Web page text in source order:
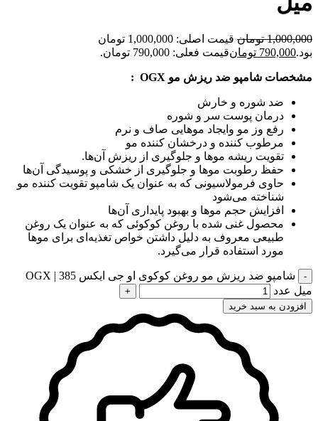
1,000,000 تومان
قیمت اصلی: 1,000,000 تومان
بود.790,000 تومانقیمت فعلی: 790,000 تومان.
مشخصات شامپو ضد ریزش مو OGX :
ضد شوره و خارش
درمان پوست سر و شوره
رفع وز مو وایجاد موهایی صاف و نرم
مرطوب کننده و درخشان کننده مو
تقویت ریشه موها و جلوگیری از ریزش آن‌ها.
حفظ رطوبت موها و جلوگیری از خشکی و پوسیدگی آن‌ها
حاوی فرمولاسیونی که به عنوان یک شامپو تقویت کننده مو
شناخته می‌شود
افزایش حجم موها و بهبود پایداری آن‌ها
محصول غنی شده با روغن کوکوئی که به عنوان یک روغن
طبیعی معروف به دلیل داشتن خواص تغذیه‌ای برای موها
مورد استفاده قرار می‌گیرد.
شامپو ضد ریزش مو روغن کوکوی او جی ایکس OGX | 385
میل عدد
افزودن به سبد خرید